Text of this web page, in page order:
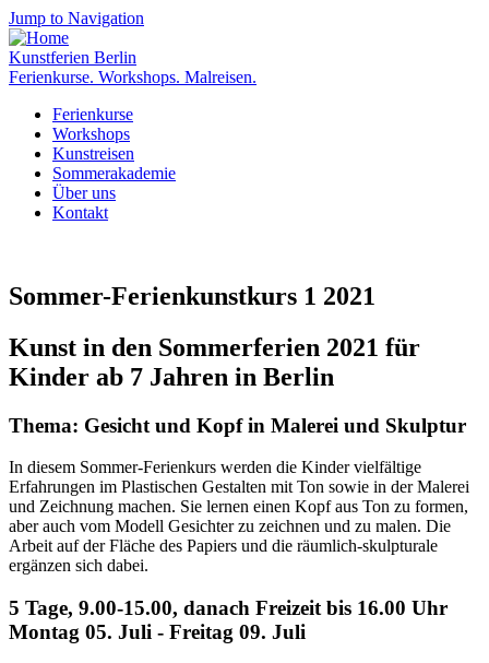
Jump to Navigation
Kunstferien Berlin
Ferienkurse. Workshops. Malreisen.
Ferienkurse
Workshops
Kunstreisen
Sommerakademie
Über uns
Kontakt
Sommer-Ferienkunstkurs 1 2021
Kunst in den Sommerferien 2021 für
Kinder ab 7 Jahren in Berlin
Thema: Gesicht und Kopf in Malerei und Skulptur
In diesem Sommer-Ferienkurs werden die Kinder vielfältige
Erfahrungen im Plastischen Gestalten mit Ton sowie in der Malerei
und Zeichnung machen. Sie lernen einen Kopf aus Ton zu formen,
aber auch vom Modell Gesichter zu zeichnen und zu malen. Die
Arbeit auf der Fläche des Papiers und die räumlich-skulpturale
ergänzen sich dabei.
5 Tage, 9.00-15.00, danach Freizeit bis 16.00 Uhr
Montag 05. Juli - Freitag 09. Juli